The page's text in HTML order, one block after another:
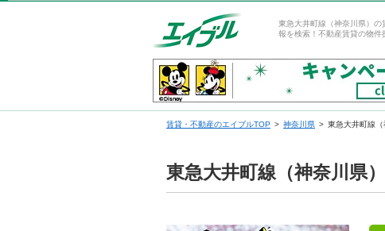
東急大井町線（神奈川県）
報を検索！不動産賃貸の物
賃貸・不動産のエイブルTOP 神奈川県 東急大井町線
東急大井町線（神奈川県